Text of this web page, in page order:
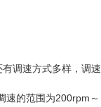
调速方式多样，调速
速的范围为200rpm～